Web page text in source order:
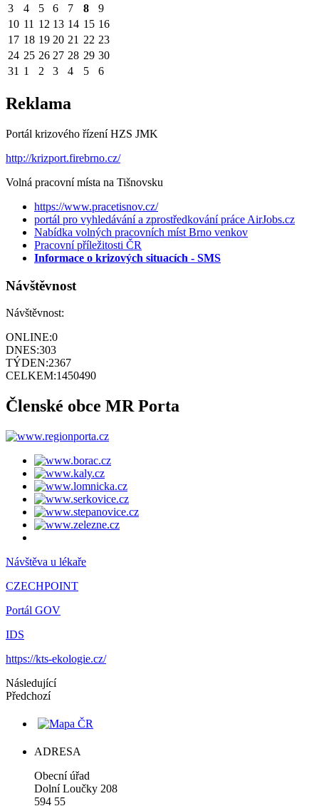
3
4 5 6 7 8
9
10 11 12 13 14 15 16
17 18 19 20 21 22 23
24 25 26 27 28 29 30
31 1 2 3 4 5 6
Reklama
Portál krizového řízení HZS JMK
http://krizport.firebrno.cz/
Volná pracovní místa na Tišnovsku
https://www.pracetisnov.cz/
portál pro vyhledávání a zprostředkování práce AirJobs.cz
Nabídka volných pracovních míst Brno venkov
Pracovní příležitosti ČR
Informace o krizových situacích - SMS
Návštěvnost
Návštěvnost:
ONLINE:0
DNES:303
TÝDEN:2367
CELKEM:1450490
Členské obce MR Porta
Návštěva u lékaře
CZECHPOINT
Portál GOV
IDS
https://kts-ekologie.cz/
Následující
Předchozí
ADRESA
Obecní úřad
Dolní Loučky 208
594 55